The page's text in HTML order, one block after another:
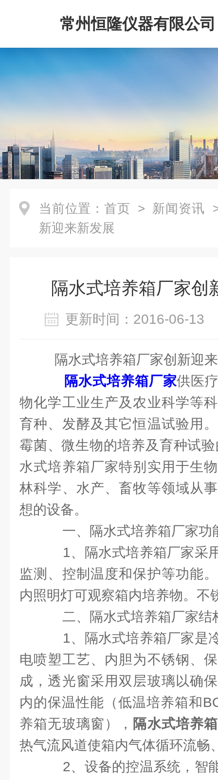
常州恒隆仪器有限公司
当前位置： 首页 > 新闻资讯
新迎来新发展
隔水式培养箱厂家创
更新时间：2016-06-
隔水式培养箱厂家创新迎
隔水式培养箱厂家供医
物化学工业生产及农业科学等
育种、发酵及其它恒温试验用
霉菌、微生物的培养及育种试
水式培养箱厂家特别实用于生
林科学、水产、畜牧等领域从
想的设备。
一、隔水式培养箱厂家功
1、隔水式培养箱厂家采
监测、控制温度和保护等功能
内照明灯可观察箱内培养物。不
二、隔水式培养箱厂家结
1、隔水式培养箱厂家是
电喷塑工艺、内胆为不锈钢、
成，透光窗采用双层玻璃以确
内的保温性能（低温培养箱和
养箱无玻璃窗）， 隔水式培养
热气流风道使箱内气体循环流畅
2、设备的控温系统，智